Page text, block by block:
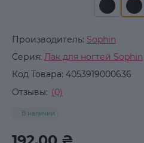
Производитель: Sophin
Серия: Лак для ногтей Sophin
Код Товара: 4053919000636
Отзывы: (0)
В наличии